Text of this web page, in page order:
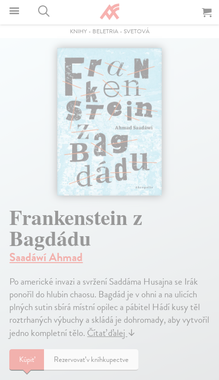
KNIHY- BELETRIA- SVETOVÁ
Frankenstein z
Bagdádu
Saadáwí Ahmad
Po americké invazi a svržení Saddáma Husajna se Irák
ponořil do hlubin chaosu. Bagdád je v ohni a na ulicích
plných sutin sbírá místní opilec a pábitel Hádí kusy těl
roztrhaných výbuchy a skládá je dohromady, aby vytvořil
jedno kompletní tělo.Čítať ďalej↓
Kúpiť Rezervovať v kníhkupectve